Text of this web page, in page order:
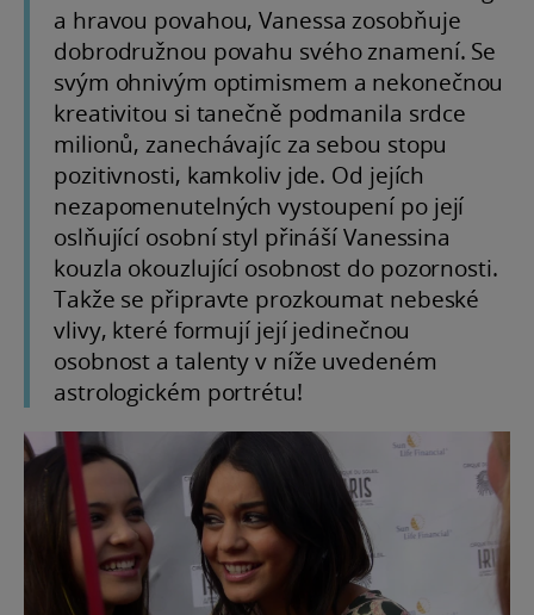
a hravou povahou, Vanessa zosobňuje
dobrodružnou povahu svého znamení. Se
svým ohnivým optimismem a nekonečnou
kreativitou si tanečně podmanila srdce
milionů, zanechávajíc za sebou stopu
pozitivnosti, kamkoliv jde. Od jejích
nezapomenutelných vystoupení po její
oslňující osobní styl přináší Vanessina
kouzla okouzlující osobnost do pozornosti.
Takže se připravte prozkoumat nebeské
vlivy, které formují její jedinečnou
osobnost a talenty v níže uvedeném
astrologickém portrétu!